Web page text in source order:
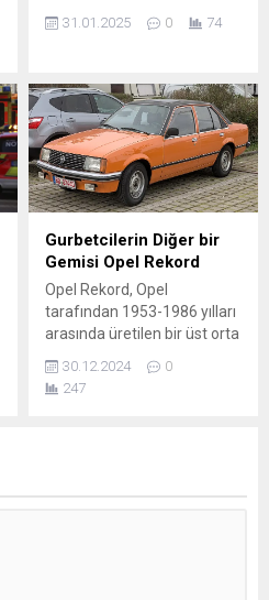
Demokrat Parti (FDP),
milletvekili yasa tasarısına
destek yönünde görüş
bildirdi. Sosyal Demokrat
Parti (SPD), Yeşiller ve Sol
Parti ise tasarıya hayır oyu
vereceğini açıkladı. Sol
çizgideki Sarah...
31.01.2025 0 74
Gurbetcilerin Diğer bir
Gemisi Opel Rekord
Opel Rekord, Opel
tarafından 1953-1986 yılları
arasında üretilen bir üst orta
sınıf otomobil modelidir.
Yerini Opel Omega’ya
bırakmıştır. Opel Rekord,
30.12.2024
0
247